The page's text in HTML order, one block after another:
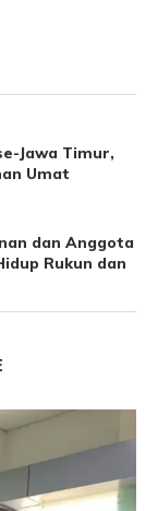
Jawa Timur,
Umat
dan Anggota
Rukun dan